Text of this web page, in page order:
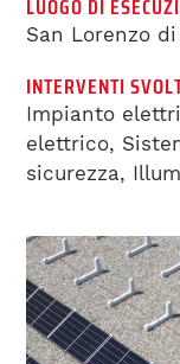
BIM
LAVORA
LUOGO DI
San Lorenzo
INTERVENTI
Impianto
elettrico,
sicurezza,